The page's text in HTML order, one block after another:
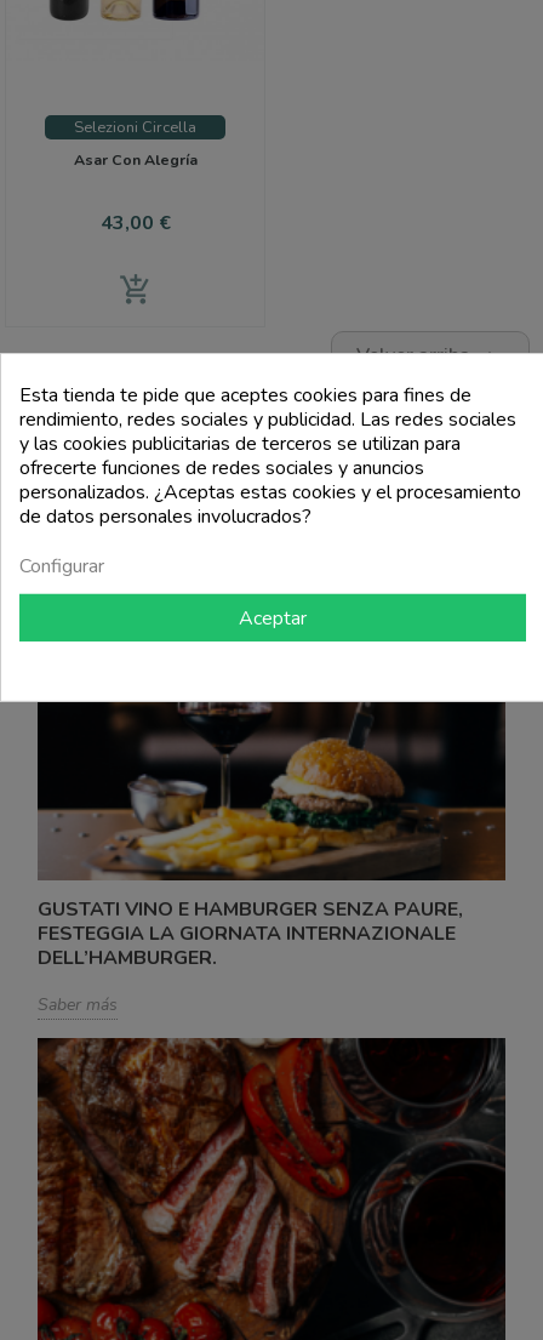
Selezioni Circella
Asar Con Alegría
Precio
43,00 €
add_shopping_cart
Volver arriba
Mostrando$ d -$ d de$ d artículos
ENTRADAS DE BLOG RELACIONADAS
GUSTATI VINO E HAMBURGER SENZA PAURE,
FESTEGGIA LA GIORNATA INTERNAZIONALE
DELL’HAMBURGER.
Saber más
Esta tienda te pide que aceptes cookies para fines de
rendimiento, redes sociales y publicidad. Las redes sociales
y las cookies publicitarias de terceros se utilizan para
ofrecerte funciones de redes sociales y anuncios
personalizados. ¿Aceptas estas cookies y el procesamiento
de datos personales involucrados?
Configurar
Aceptar
FILTRI